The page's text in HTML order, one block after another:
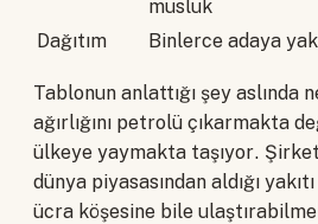
musluk
Dağıtım
Binlerce adaya
Tablonun anlattığı şey aslında
ağırlığını petrolü çıkarmakta
ülkeye yaymakta taşıyor.
dünya piyasasından aldığı
ücra köşesine bile